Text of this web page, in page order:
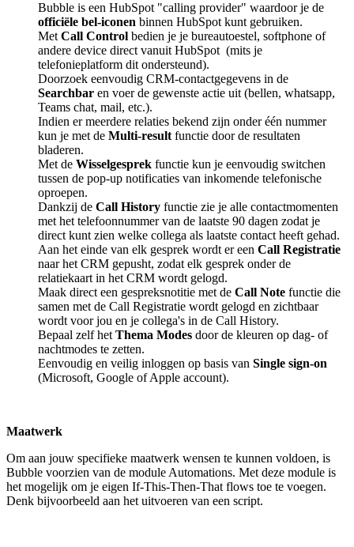
Bubble is een HubSpot "calling provider" waardoor je de
officiële bel-iconen binnen HubSpot kunt gebruiken.
Met Call Control bedien je je bureautoestel, softphone of
andere device direct vanuit HubSpot (mits je
telefonieplatform dit ondersteund).
Doorzoek eenvoudig CRM-contactgegevens in de
Searchbar en voer de gewenste actie uit (bellen, whatsapp,
Teams chat, mail, etc.).
Indien er meerdere relaties bekend zijn onder één nummer
kun je met de Multi-result functie door de resultaten
bladeren.
Met de Wisselgesprek functie kun je eenvoudig switchen
tussen de pop-up notificaties van inkomende telefonische
oproepen.
Dankzij de Call History functie zie je alle contactmomenten
met het telefoonnummer van de laatste 90 dagen zodat je
direct kunt zien welke collega als laatste contact heeft gehad.
Aan het einde van elk gesprek wordt er een Call Registratie
naar het CRM gepusht, zodat elk gesprek onder de
relatiekaart in het CRM wordt gelogd.
Maak direct een gespreksnotitie met de Call Note functie die
samen met de Call Registratie wordt gelogd en zichtbaar
wordt voor jou en je collega's in de Call History.
Bepaal zelf het Thema Modes door de kleuren op dag- of
nachtmodes te zetten.
Eenvoudig en veilig inloggen op basis van Single sign-on
(Microsoft, Google of Apple account).
Maatwerk
Om aan jouw specifieke maatwerk wensen te kunnen voldoen, is
Bubble voorzien van de module Automations. Met deze module is
het mogelijk om je eigen If-This-Then-That flows toe te voegen.
Denk bijvoorbeeld aan het uitvoeren van een script.